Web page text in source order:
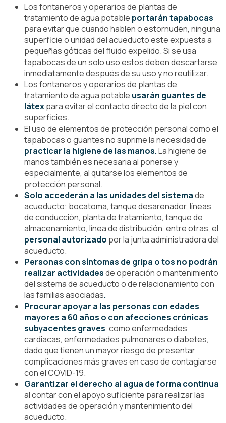
Los fontaneros y operarios de plantas de
tratamiento de agua potable portarán tapabocas
para evitar que cuando hablen o estornuden, ninguna
superficie o unidad del acueducto este expuesta a
pequeñas góticas del fluido expelido. Si se usa
tapabocas de un solo uso estos deben descartarse
inmediatamente después de su uso y no reutilizar.
Los fontaneros y operarios de plantas de
tratamiento de agua potable usarán guantes de
látexpara evitar el contacto directo de la piel con
superficies.
El uso de elementos de protección personal como el
tapabocas o guantes no suprime la necesidad de
practicar la higiene de las manos.La higiene de
manos también es necesaria al ponerse y
especialmente, al quitarse los elementos de
protección personal.
Solo accederán a las unidades del sistemade
acueducto: bocatoma, tanque desarenador, líneas
de conducción, planta de tratamiento, tanque de
almacenamiento, línea de distribución, entre otras, el
personal autorizado por la junta administradora del
acueducto.
Personas con síntomas de gripa o tos no podrán
realizar actividadesde operación o mantenimiento
del sistema de acueducto o de relacionamiento con
las familias asociadas.
Procurar apoyar a las personas con edades
mayores a 60 años o con afecciones crónicas
subyacentes graves, como enfermedades
cardiacas, enfermedades pulmonares o diabetes,
dado que tienen un mayor riesgo de presentar
complicaciones más graves en caso de contagiarse
con el COVID-19.
Garantizar el derecho al agua de forma continua
al contar con el apoyo suficiente para realizar las
actividades de operación y mantenimiento del
acueducto.